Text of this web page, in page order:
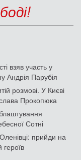
взяв участь у
Андрія Парубія
розмові. У Києві
Прокопюка
Сотні
прийди на
героїв